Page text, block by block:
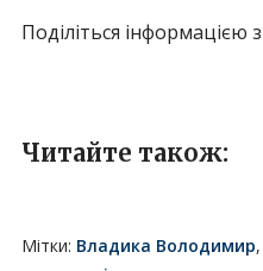
Поділіться інформацією
Читайте також:
Мітки: Владика Володимир,